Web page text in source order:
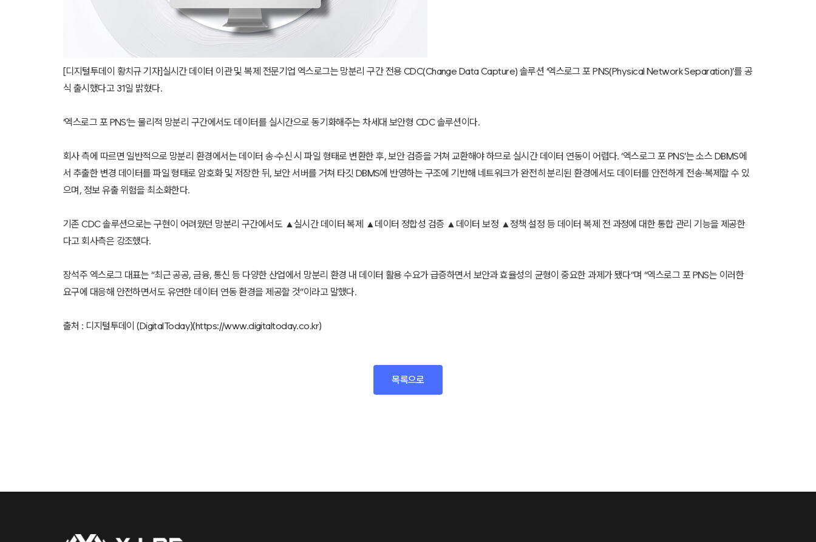
[디지털투데이 황치규 기자]실시간 데이터 이관 및 복제 전문기업 엑스로그는 망분리 구간 전용 CDC(Change Data Capture) 솔루션 ‘엑스로그 포 PNS(Physical Network Separation)’를 공
식 출시했다고 31일 밝혔다.
‘엑스로그 포 PNS’는 물리적 망분리 구간에서도 데이터를 실시간으로 동기화해주는 차세대 보안형 CDC 솔루션이다.
회사 측에 따르면 일반적으로 망분리 환경에서는 데이터 송·수신 시 파일 형태로 변환한 후, 보안 검증을 거쳐 교환해야 하므로 실시간 데이터 연동이 어렵다. ‘엑스로그 포 PNS’는 소스 DBMS에
서 추출한 변경 데이터를 파일 형태로 암호화 및 저장한 뒤, 보안 서버를 거쳐 타깃 DBMS에 반영하는 구조에 기반해 네트워크가 완전히 분리된 환경에서도 데이터를 안전하게 전송·복제할 수 있
으며, 정보 유출 위험을 최소화한다.
기존 CDC 솔루션으로는 구현이 어려웠던 망분리 구간에서도 ▲실시간 데이터 복제 ▲데이터 정합성 검증 ▲데이터 보정 ▲정책 설정 등 데이터 복제 전 과정에 대한 통합 관리 기능을 제공한
다고 회사측은 강조했다.
장석주 엑스로그 대표는 “최근 공공, 금융, 통신 등 다양한 산업에서 망분리 환경 내 데이터 활용 수요가 급증하면서 보안과 효율성의 균형이 중요한 과제가 됐다”며 “엑스로그 포 PNS는 이러한
요구에 대응해 안전하면서도 유연한 데이터 연동 환경을 제공할 것”이라고 말했다.
출처 : 디지털투데이 (DigitalToday)(https://www.digitaltoday.co.kr)
목록으로